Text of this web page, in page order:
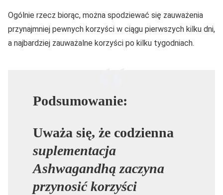
Ogólnie rzecz biorąc, można spodziewać się zauważenia
przynajmniej pewnych korzyści w ciągu pierwszych kilku dni,
a najbardziej zauważalne korzyści po kilku tygodniach.
Podsumowanie:
Uważa się, że codzienna
suplementacja
Ashwagandhą zaczyna
przynosić korzyści